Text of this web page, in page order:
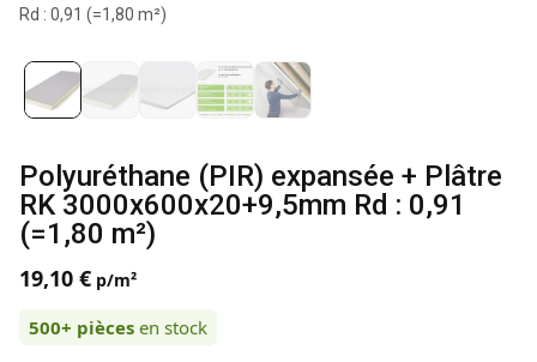
Rd : 0,91 (=1,80 m²)
Polyuréthane (PIR) expansée + Plâtre
RK 3000x600x20+9,5mm Rd : 0,91
(=1,80 m²)
19,10 € p/m²
500+ pièces en stock